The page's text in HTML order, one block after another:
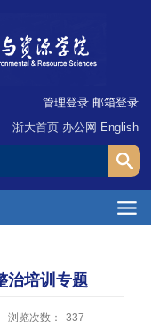
管理登录 邮箱登录
浙大首页 办公网 English
治培训专题
浏览次数： 337